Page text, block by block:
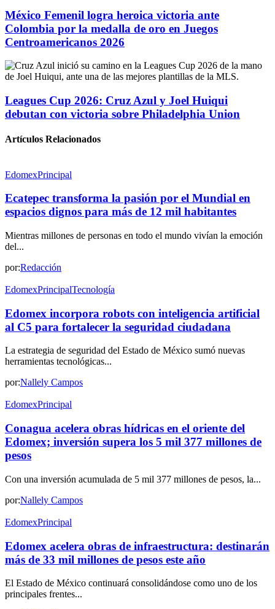
México Femenil logra heroica victoria ante
Colombia por la medalla de oro en Juegos
Centroamericanos 2026
Leagues Cup 2026: Cruz Azul y Joel Huiqui
debutan con victoria sobre Philadelphia Union
Artículos Relacionados
EdomexPrincipal
Ecatepec transforma la pasión por el Mundial en
espacios dignos para más de 12 mil habitantes
Mientras millones de personas en todo el mundo vivían la emoción
del...
por:Redacción
EdomexPrincipalTecnología
Edomex incorpora robots con inteligencia artificial
al C5 para fortalecer la seguridad ciudadana
La estrategia de seguridad del Estado de México sumó nuevas
herramientas tecnológicas...
por:Nallely Campos
EdomexPrincipal
Conagua acelera obras hídricas en el oriente del
Edomex; inversión supera los 5 mil 377 millones de
pesos
Con una inversión acumulada de 5 mil 377 millones de pesos, la...
por:Nallely Campos
EdomexPrincipal
Edomex acelera obras de infraestructura: destinarán
más de 33 mil millones de pesos este año
El Estado de México continuará consolidándose como uno de los
principales frentes...